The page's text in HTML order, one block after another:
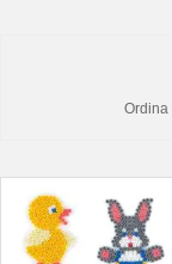
Ordina